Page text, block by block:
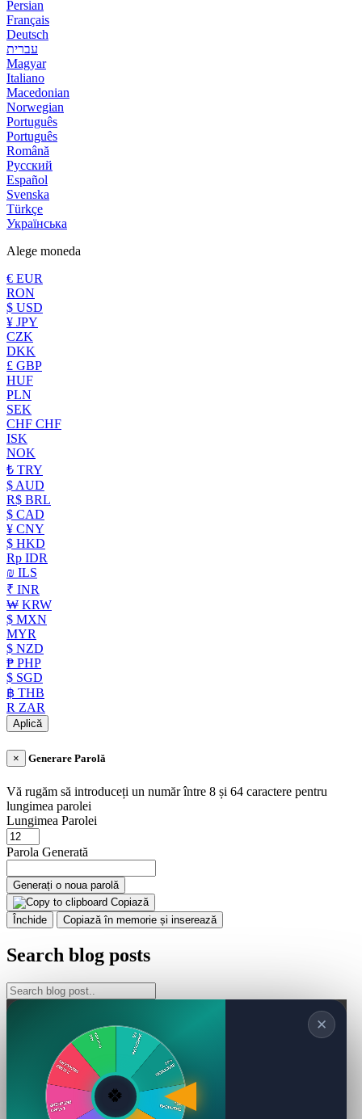
Persian
Français
Deutsch
עברית
Magyar
Italiano
Macedonian
Norwegian
Português
Português
Română
Русский
Español
Svenska
Türkçe
Українська
Alege moneda
€ EUR
RON
$ USD
¥ JPY
CZK
DKK
£ GBP
HUF
PLN
SEK
CHF CHF
ISK
NOK
₺ TRY
$ AUD
R$ BRL
$ CAD
¥ CNY
$ HKD
Rp IDR
₪ ILS
₹ INR
₩ KRW
$ MXN
MYR
$ NZD
₱ PHP
$ SGD
฿ THB
R ZAR
Aplică
× Generare Parolă
Vă rugăm să introduceți un număr între 8 și 64 caractere pentru
lungimea parolei
Lungimea Parolei
Parola Generată
Generați o noua parolă
Copiază
Închide
Copiază în memorie și inserează
Search blog posts
✕
🍀